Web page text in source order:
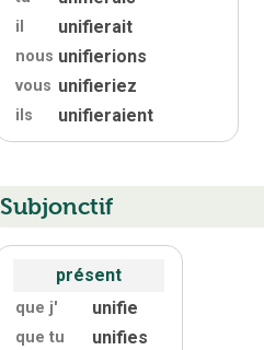
il unifierait
nous unifierions
vous unifieriez
ils unifieraient
Subjonctif
présent
que j' unifie
que tu unifies